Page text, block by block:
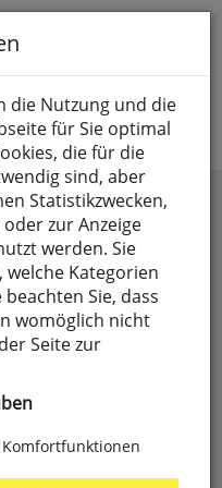
die Nutzung und die
für Sie optimal
die für die
sind, aber
Statistikzwecken,
zur Anzeige
werden. Sie
Kategorien
Sie, dass
womöglich nicht
Seite zur
Komfortfunktionen